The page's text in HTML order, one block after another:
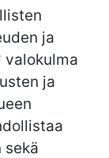
ja
valokulma
ja
sekä